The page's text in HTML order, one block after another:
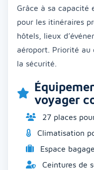
Grâce à sa capacité
pour les itinéraires
hôtels, lieux
aéroport. Priorité
la sécurité.
voyager
27 places
Climatisation
Espace
Ceintures de